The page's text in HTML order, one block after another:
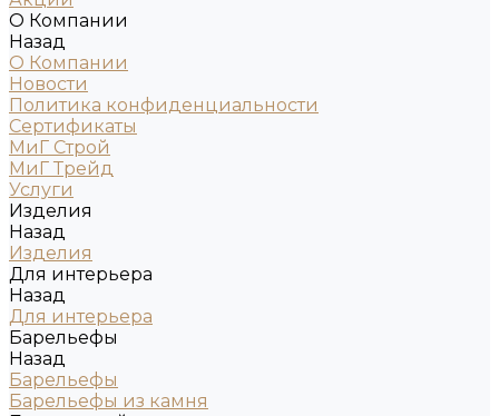
О Компании
Назад
О Компании
Новости
Политика конфиденциальности
Сертификаты
МиГ Строй
МиГ Трейд
Услуги
Изделия
Назад
Изделия
Для интерьера
Назад
Для интерьера
Барельефы
Назад
Барельефы
Барельефы из камня